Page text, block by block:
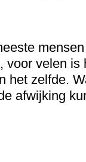
voor velen is
het zelfde.
afwijking